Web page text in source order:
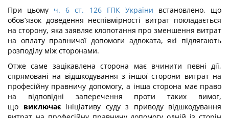
При цьому ч. 6 ст. 126 ГПК України встановлено, що
обов`язок доведення неспівмірності витрат покладається
на сторону, яка заявляє клопотання про зменшення витрат
на оплату правничої допомоги адвоката, які підлягають
розподілу між сторонами.
Отже саме зацікавлена сторона має вчинити певні дії,
спрямовані на відшкодування з іншої сторони витрат на
професійну правничу допомогу, а інша сторона має право
на відповідні заперечення проти таких вимог,
що виключаєініціативу суду з приводу відшкодування